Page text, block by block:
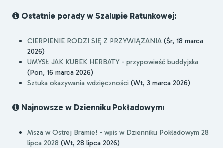
Ostatnie porady w Szalupie Ratunkowej:
CIERPIENIE RODZI SIĘ Z PRZYWIĄZANIA (Śr, 18 marca
2026)
UMYSŁ JAK KUBEK HERBATY - przypowieść buddyjska
(Pon, 16 marca 2026)
Sztuka okazywania wdzięczności (Wt, 3 marca 2026)
Najnowsze w Dzienniku Pokładowym:
Msza w Ostrej Bramie! - wpis w Dzienniku Pokładowym 28
lipca 2028 (Wt, 28 lipca 2026)